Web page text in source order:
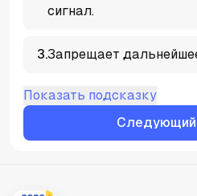
сигнал.
3.Запрещает
Показать подсказку
Следующий